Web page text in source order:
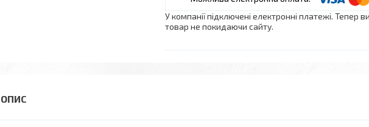
У компанії підключені електронні платежі. Тепер
товар не покидаючи сайту.